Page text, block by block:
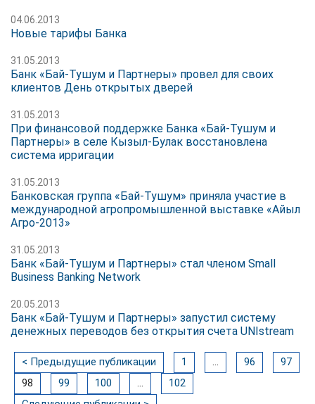
04.06.2013
Новые тарифы Банка
31.05.2013
Банк «Бай-Тушум и Партнеры» провел для своих
клиентов День открытых дверей
31.05.2013
При финансовой поддержке Банка «Бай-Тушум и
Партнеры» в селе Кызыл-Булак восстановлена
система ирригации
31.05.2013
Банковская группа «Бай-Тушум» приняла участие в
международной агропромышленной выставке «Айыл
Агро-2013»
31.05.2013
Банк «Бай-Тушум и Партнеры» стал членом Small
Business Banking Network
20.05.2013
Банк «Бай-Тушум и Партнеры» запустил систему
денежных переводов без открытия счета UNIstream
< Предыдущие публикации 1 … 96
97
98
99 100 …
102